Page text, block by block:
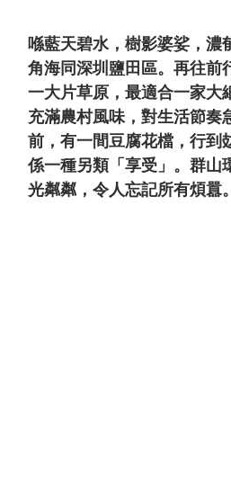
喺藍天碧水，樹影婆娑，濃
角海同深圳鹽田區。再往前
一大片草原，最適合一家大
充滿農村風味，對生活節奏
前，有一間豆腐花檔，行到
係一種另類「享受」。群山
光粼粼，令人忘記所有煩囂。